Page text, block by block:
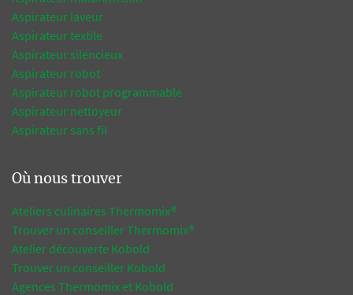
Aspirateur laveur
Aspirateur textile
Aspirateur silencieux
Aspirateur robot
Aspirateur robot programmable
Aspirateur nettoyeur
Aspirateur sans fil
Où nous trouver
Ateliers culinaires Thermomix®
Trouver un conseiller Thermomix®
Atelier découverte Kobold
Trouver un conseiller Kobold
Agences Thermomix et Kobold